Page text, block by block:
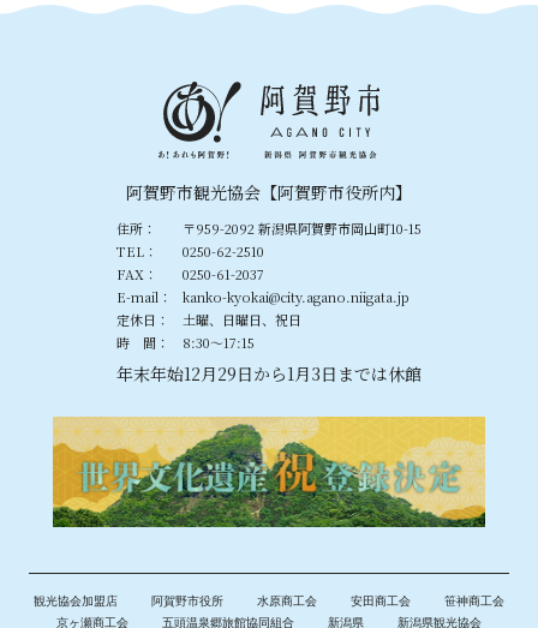
阿賀野市観光協会【阿賀野市役所内】
住所：
〒959-2092 新潟県阿賀野市岡山町10-15
TEL：
0250-62-2510
FAX：
0250-61-2037
E-mail：
kanko-kyokai@city.agano.niigata.jp
定休日：
土曜、日曜日、祝日
時 間：
8:30〜17:15
年末年始12月29日から1月3日までは休館
観光協会加盟店 阿賀野市役所 水原商工会 安田商工会
笹神商工会
京ヶ瀬商工会
五頭温泉郷旅館協同組合 新潟県 新潟県観光協会